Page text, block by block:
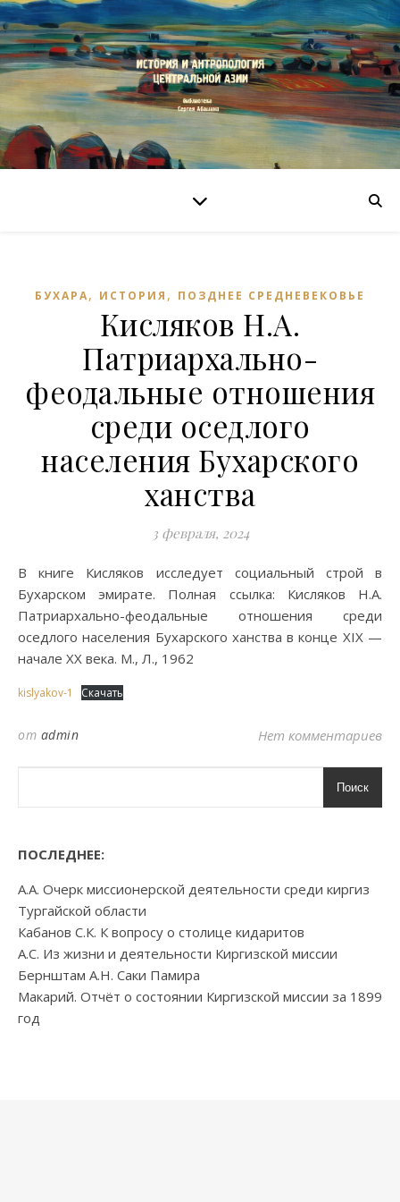
БУХАРА, ИСТОРИЯ , ПОЗДНЕЕ СРЕДНЕВЕКОВЬЕ
Кисляков Н.А.
Патриархально-
феодальные отношения
среди оседлого
населения Бухарского
ханства
3 февраля, 2024
В книге Кисляков исследует социальный строй в
Бухарском эмирате. Полная ссылка: Кисляков Н.А.
Патриархально-феодальные отношения среди
оседлого населения Бухарского ханства в конце XIX —
начале XX века. М., Л., 1962
kislyakov-1 Скачать
от admin Нет комментариев
Поиск
ПОСЛЕДНЕЕ:
А.А. Очерк миссионерской деятельности среди киргиз
Тургайской области
Кабанов С.К. К вопросу о столице кидаритов
А.С. Из жизни и деятельности Киргизской миссии
Бернштам А.Н. Саки Памира
Макарий. Отчёт о состоянии Киргизской миссии за 1899
год